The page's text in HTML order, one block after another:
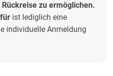
zu ermöglichen.
ist lediglich eine
individuelle Anmeldung